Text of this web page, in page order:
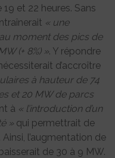
et 22 heures. Sans
« une
moment des pics de
(+ 8%) ». Y répondre
d’accroître
à hauteur de 74
et 20 MW de parcs
à « l’introduction d’un
» qui permettrait de
l’augmentation de
de 30 à 9 MW.